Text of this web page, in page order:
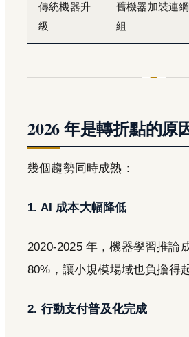
傳統機器升
級
舊機器加裝連
組
2026 年是轉折點的原
幾個趨勢同時成熟：
1. AI 成本大幅降低
2020-2025 年，機器學習推論
80%，讓小規模場域也負擔得
2. 行動支付普及化完成